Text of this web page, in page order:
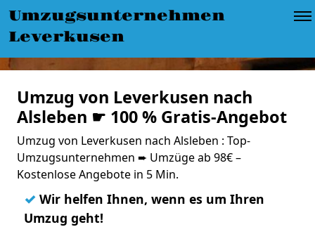
Umzugsunternehmen
Leverkusen
Umzug von Leverkusen nach
Alsleben ☛ 100 % Gratis-Angebot
Umzug von Leverkusen nach Alsleben : Top-
Umzugsunternehmen ➨ Umzüge ab 98€ –
Kostenlose Angebote in 5 Min.
✓ Wir helfen Ihnen, wenn es um Ihren
Umzug geht!